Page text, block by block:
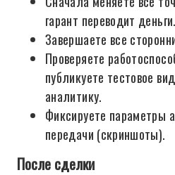
гарант переводит деньги.
Завершаете все
Проверяете
публикуете тестовое
аналитику.
Фиксируете параметры
передачи (скриншоты).
После сделки